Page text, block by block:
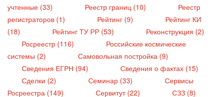
учтенные (33)
Реестр границ (10)
Реестр
регистраторов (1)
Рейтинг (9)
Рейтинг КИ
(18)
Рейтинг ТУ РР (53)
Реконструкция (2)
Росреестр (116)
Российские космические
системы (2)
Самовольная постройка (9)
Сведения ЕГРН (94)
Сведения о фактах (15)
Сделки (2)
Семинар (33)
Сервисы
Росреестра (149)
Сервитут (22)
СЗЗ (8)